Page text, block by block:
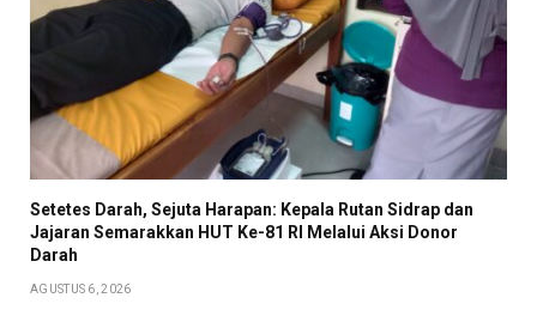
Setetes Darah, Sejuta Harapan: Kepala Rutan Sidrap dan
Jajaran Semarakkan HUT Ke-81 RI Melalui Aksi Donor
Darah
AGUSTUS 6, 2026